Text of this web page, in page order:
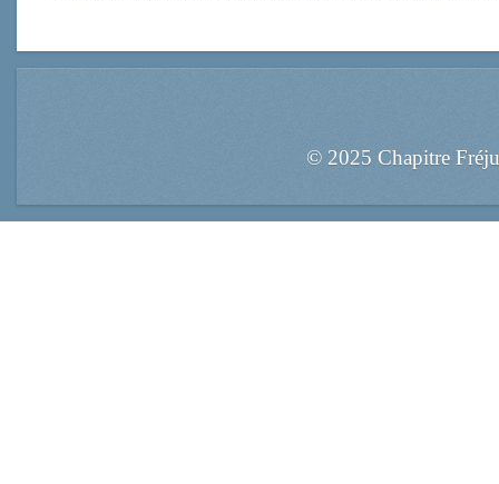
© 2025 Chapitre